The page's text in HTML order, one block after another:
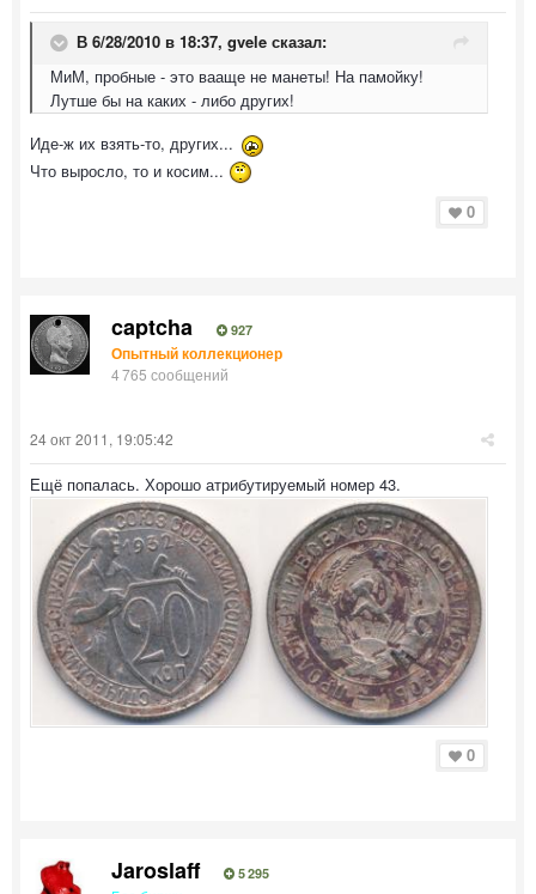
В 6/28/2010 в 18:37, gvele сказал:
МиМ, пробные - это вааще не манеты! На памойку!
Лутше бы на каких - либо других!
Иде-ж их взять-то, других...
Что выросло, то и косим...
0
captcha 927
Опытный коллекционер
4 765 сообщений
24 окт 2011, 19:05:42
Ещё попалась. Хорошо атрибутируемый номер 43.
0
Jaroslaff 5 295